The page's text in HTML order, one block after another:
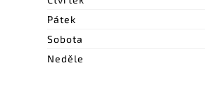
Pátek
Sobota
Neděle